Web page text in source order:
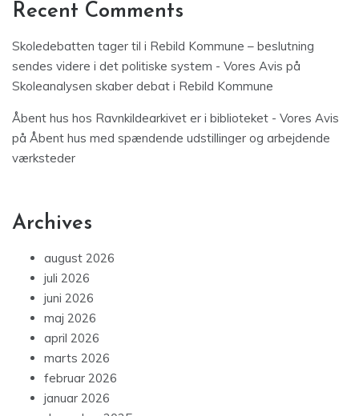
Recent Comments
Skoledebatten tager til i Rebild Kommune – beslutning
sendes videre i det politiske system - Vores Avis på
Skoleanalysen skaber debat i Rebild Kommune
Åbent hus hos Ravnkildearkivet er i biblioteket - Vores Avis
på Åbent hus med spændende udstillinger og arbejdende
værksteder
Archives
august 2026
juli 2026
juni 2026
maj 2026
april 2026
marts 2026
februar 2026
januar 2026